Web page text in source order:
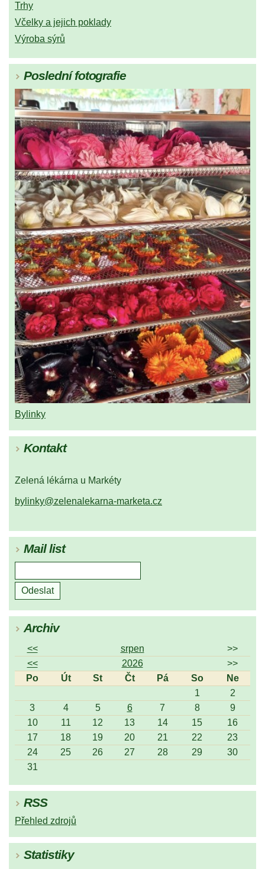
Trhy
Včelky a jejich poklady
Výroba sýrů
Poslední fotografie
Bylinky
Kontakt
Zelená lékárna u Markéty
bylinky@zelenalekarna-marketa.cz
Mail list
Archiv
<< srpen
>>
<<
2026
>>
Po
Út St Čt Pá So
Ne
1
2
3
4 5 6 7 8
9
10
11 12 13 14 15
16
17
18 19 20 21 22
23
24
25 26 27 28 29
30
31
RSS
Přehled zdrojů
Statistiky